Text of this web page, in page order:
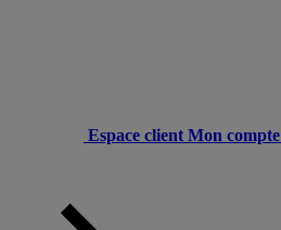
Espace client Mon compte